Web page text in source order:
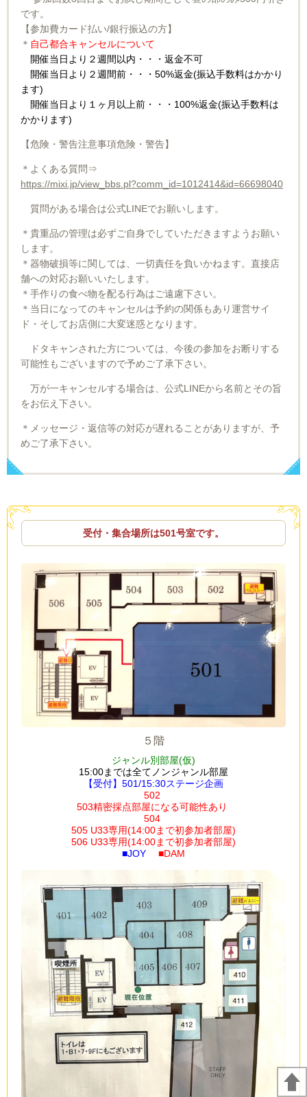
です。
【参加費カード払い/銀行振込の方】
＊ 自己都合キャンセルについて
開催当日より２週間以内・・・返金不可
開催当日より２週間前・・・50%返金(振込手数料はかかり
ます)
開催当日より１ヶ月以上前・・・100%返金(振込手数料は
かかります)
【危険・警告注意事項危険・警告】
＊よくある質問⇒
https://mixi.jp/view_bbs.pl?comm_id=1012414&id=66698040
質問がある場合は公式LINEでお願いします。
＊貴重品の管理は必ずご自身でしていただきますようお願い
します。
＊器物破損等に関しては、一切責任を負いかねます。直接店
舗への対応お願いいたします。
＊手作りの食べ物を配る行為はご遠慮下さい。
＊当日になってのキャンセルは予約の関係もあり運営サイ
ド・そしてお店側に大変迷惑となります。
ドタキャンされた方については、今後の参加をお断りする
可能性もございますので予めご了承下さい。
万が一キャンセルする場合は、公式LINEから名前とその旨
をお伝え下さい。
＊メッセージ・返信等の対応が遅れることがありますが、予
めご了承下さい。
受付・集合場所は501号室です。
５階
ジャンル別部屋(仮)
15:00までは全てノンジャンル部屋
【受付】501/15:30ステージ企画
502
503精密採点部屋になる可能性あり
504
505 U33専用(14:00まで初参加者部屋)
506 U33専用(14:00まで初参加者部屋)
■JOY ■DAM